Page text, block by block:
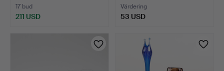
17 bud
211 USD
Värdering
53 USD